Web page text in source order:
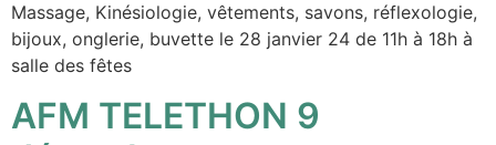
Massage, Kinésiologie, vêtements, savons, réflexologie,
bijoux, onglerie, buvette le 28 janvier 24 de 11h à 18h à
salle des fêtes
AFM TELETHON 9